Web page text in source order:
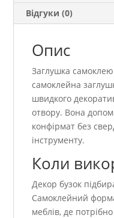
Відгуки (0)
Опис
Заглушка
самоклейна
швидкого
отвору. Вона
конфірмат без
інструменту.
Коли
Декор бузок
Самоклейний
меблів, де